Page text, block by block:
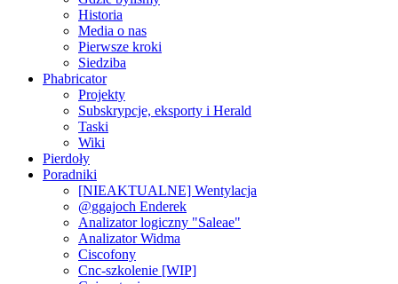
Historia
Media o nas
Pierwsze kroki
Siedziba
Phabricator
Projekty
Subskrypcje, eksporty i Herald
Taski
Wiki
Pierdoły
Poradniki
[NIEAKTUALNE] Wentylacja
@ggajoch Enderek
Analizator logiczny "Saleae"
Analizator Widma
Ciscofony
Cnc-szkolenie [WIP]